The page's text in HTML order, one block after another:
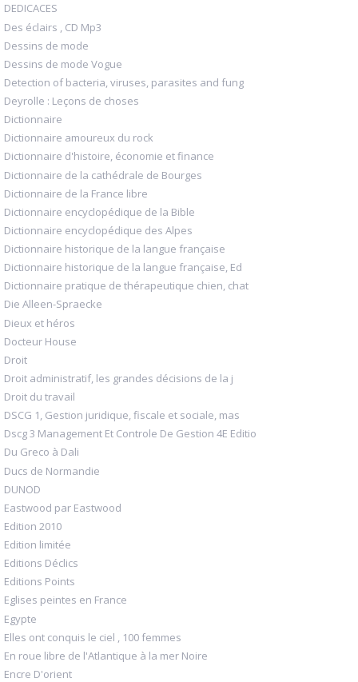
DEDICACES
Des éclairs , CD Mp3
Dessins de mode
Dessins de mode Vogue
Detection of bacteria, viruses, parasites and fung
Deyrolle : Leçons de choses
Dictionnaire
Dictionnaire amoureux du rock
Dictionnaire d'histoire, économie et finance
Dictionnaire de la cathédrale de Bourges
Dictionnaire de la France libre
Dictionnaire encyclopédique de la Bible
Dictionnaire encyclopédique des Alpes
Dictionnaire historique de la langue française
Dictionnaire historique de la langue française, Ed
Dictionnaire pratique de thérapeutique chien, chat
Die Alleen-Spraecke
Dieux et héros
Docteur House
Droit
Droit administratif, les grandes décisions de la j
Droit du travail
DSCG 1, Gestion juridique, fiscale et sociale, mas
Dscg 3 Management Et Controle De Gestion 4E Editio
Du Greco à Dali
Ducs de Normandie
DUNOD
Eastwood par Eastwood
Edition 2010
Edition limitée
Editions Déclics
Editions Points
Eglises peintes en France
Egypte
Elles ont conquis le ciel , 100 femmes
En roue libre de l'Atlantique à la mer Noire
Encre D'orient